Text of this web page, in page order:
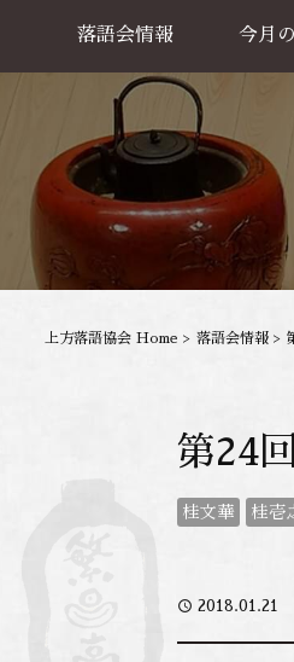
落語会情報
公演一覧
天満天神繁昌亭
喜楽館
島之内寄席
協力事業
今月
上方落語協会 Home > 落語会情報 >
第24
桂文華 桂壱
access_time 2018.01.21